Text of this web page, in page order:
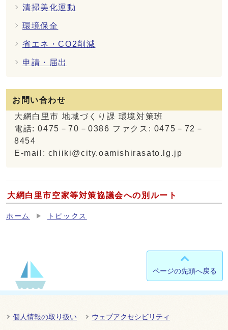
清掃美化運動
環境保全
省エネ・CO2削減
申請・届出
お問い合わせ
大網白里市 地域づくり課 環境対策班
電話: 0475－70－0386 ファクス: 0475－72－
8454
E-mail: chiiki@city.oamishirasato.lg.jp
大網白里市空家等対策協議会への別ルート
ホーム トピックス
ページの先頭へ戻る
個人情報の取り扱い ウェブアクセシビリティ